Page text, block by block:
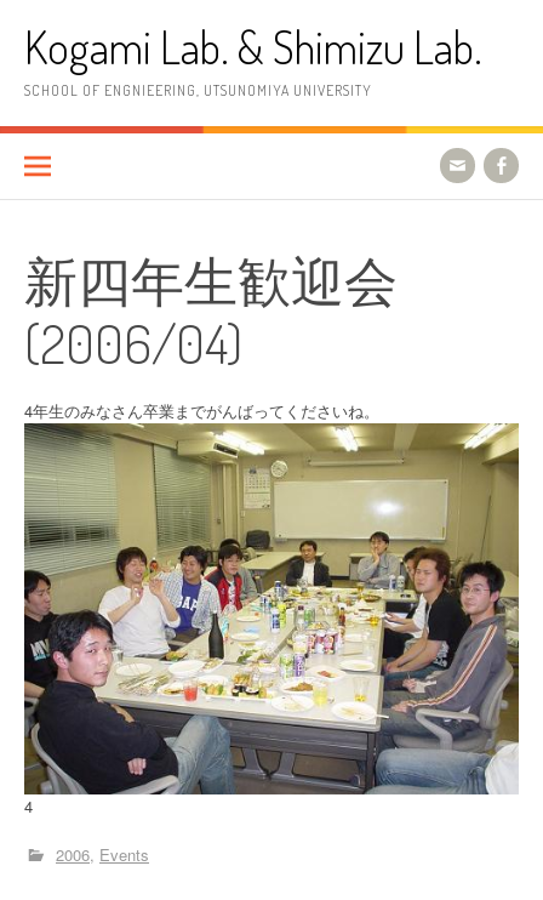
へ
ッ
Kogami Lab. & Shimizu Lab.
SCHOOL OF ENGNIEERING, UTSUNOMIYA UNIVERSITY
新四年生歓迎会
(2006/04)
4年生のみなさん卒業までがんばってくださいね。
4
2006 Events